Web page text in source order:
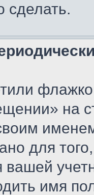
сделать.
на
для
вашей
имя